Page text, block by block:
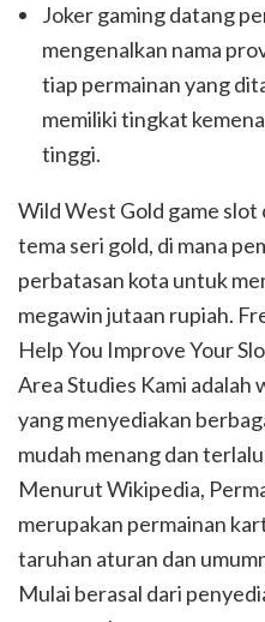
Joker gaming datang
mengenalkan nama
tiap permainan yang
memiliki tingkat
tinggi.
Wild West Gold game slot
tema seri gold, di mana
perbatasan kota untuk
megawin jutaan rupiah.
Help You Improve Your
Area Studies Kami adalah
yang menyediakan
mudah menang dan
Menurut Wikipedia,
merupakan permainan
taruhan aturan dan
Mulai berasal dari